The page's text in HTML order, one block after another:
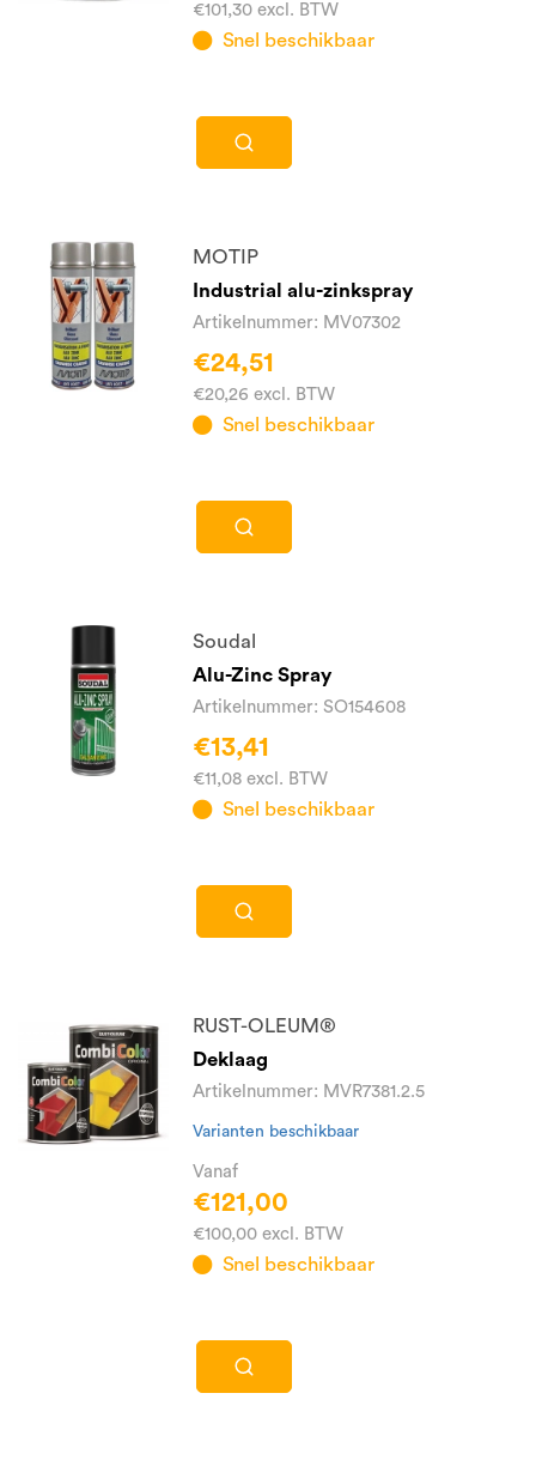
€101,30 excl. BTW
Snel beschikbaar
MOTIP
Industrial alu-zinkspray
Artikelnummer: MV07302
€24,51
€20,26 excl. BTW
Snel beschikbaar
Soudal
Alu-Zinc Spray
Artikelnummer: SO154608
€13,41
€11,08 excl. BTW
Snel beschikbaar
RUST-OLEUM®
Deklaag
Artikelnummer: MVR7381.2.5
Varianten beschikbaar
Vanaf
€121,00
€100,00 excl. BTW
Snel beschikbaar